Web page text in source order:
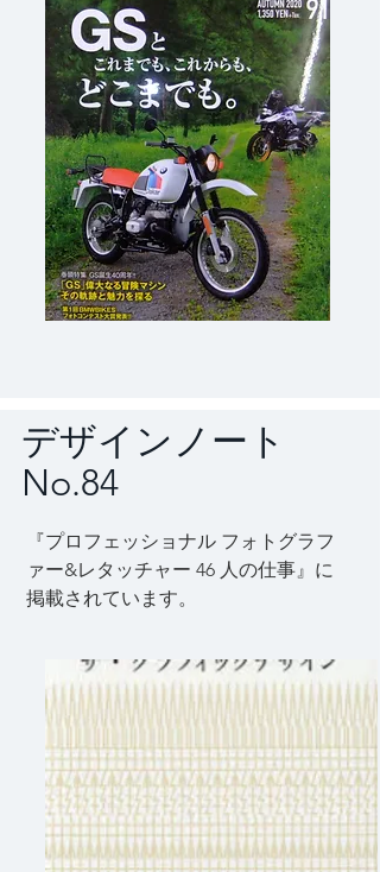
デザインノート
No.84
『プロフェッショナル フォトグラフ
ァー&レタッチャー 46 人の仕事』に
掲載されています。